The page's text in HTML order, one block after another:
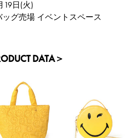
19日(火)
グ売場 イベントスペース
DATA＞